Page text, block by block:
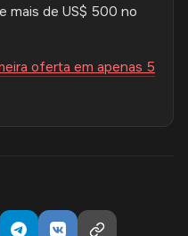
mais de US$ 500 no
oferta em apenas 5